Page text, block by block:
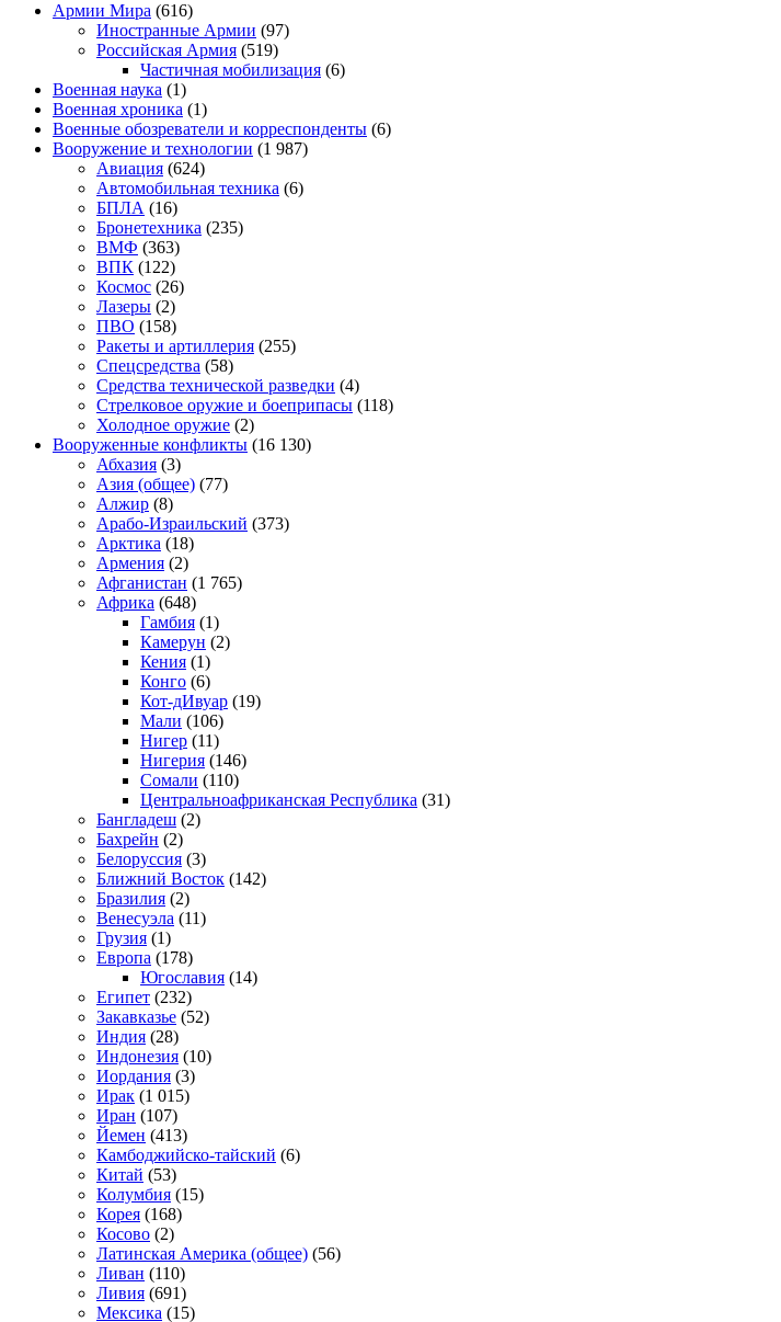
Армии Мира (616)
Иностранные Армии (97)
Российская Армия (519)
Частичная мобилизация (6)
Военная наука (1)
Военная хроника (1)
Военные обозреватели и корреспонденты (6)
Вооружение и технологии (1 987)
Авиация (624)
Автомобильная техника (6)
БПЛА (16)
Бронетехника (235)
ВМФ (363)
ВПК (122)
Космос (26)
Лазеры (2)
ПВО (158)
Ракеты и артиллерия (255)
Спецсредства (58)
Средства технической разведки (4)
Стрелковое оружие и боеприпасы (118)
Холодное оружие (2)
Вооруженные конфликты (16 130)
Абхазия (3)
Азия (общее) (77)
Алжир (8)
Арабо-Израильский (373)
Арктика (18)
Армения (2)
Афганистан (1 765)
Африка (648)
Гамбия (1)
Камерун (2)
Кения (1)
Конго (6)
Кот-дИвуар (19)
Мали (106)
Нигер (11)
Нигерия (146)
Сомали (110)
Центральноафриканская Республика (31)
Бангладеш (2)
Бахрейн (2)
Белоруссия (3)
Ближний Восток (142)
Бразилия (2)
Венесуэла (11)
Грузия (1)
Европа (178)
Югославия (14)
Египет (232)
Закавказье (52)
Индия (28)
Индонезия (10)
Иордания (3)
Ирак (1 015)
Иран (107)
Йемен (413)
Камбоджийско-тайский (6)
Китай (53)
Колумбия (15)
Корея (168)
Косово (2)
Латинская Америка (общее) (56)
Ливан (110)
Ливия (691)
Мексика (15)